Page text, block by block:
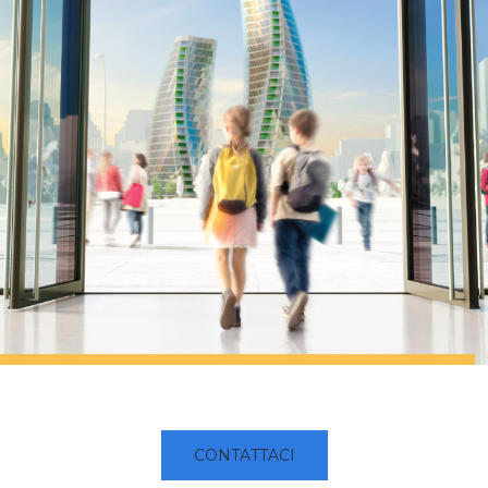
CONTATTACI